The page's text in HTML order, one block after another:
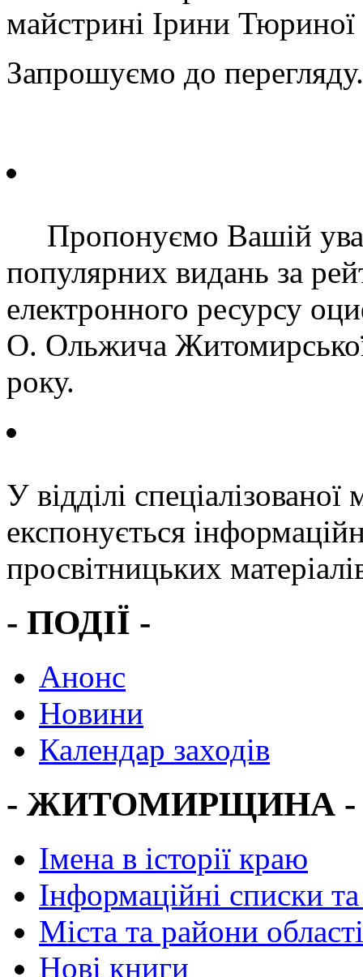
майстрині Ірини
Запрошуємо до перегляду.
Пропонуємо Вашій
популярних видань за
електронного ресурсу
О. Ольжича
року.
У відділі
експонується
просвітницьких
- ПОДІЇ -
Анонс
Новини
Календар заходів
- ЖИТОМИРЩИНА -
Імена в історії краю
Інформаційні списки
Міста та райони області
Нові книги